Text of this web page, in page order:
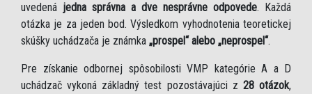
uvedená jedna správna a dve nesprávne odpovede. Každá
otázka je za jeden bod. Výsledkom vyhodnotenia teoretickej
skúšky uchádzača je známka „prospel“ alebo „neprospel“.
Pre získanie odbornej spôsobilosti VMP kategórie A a D
uchádzač vykoná základný test pozostávajúci z 28 otázok,